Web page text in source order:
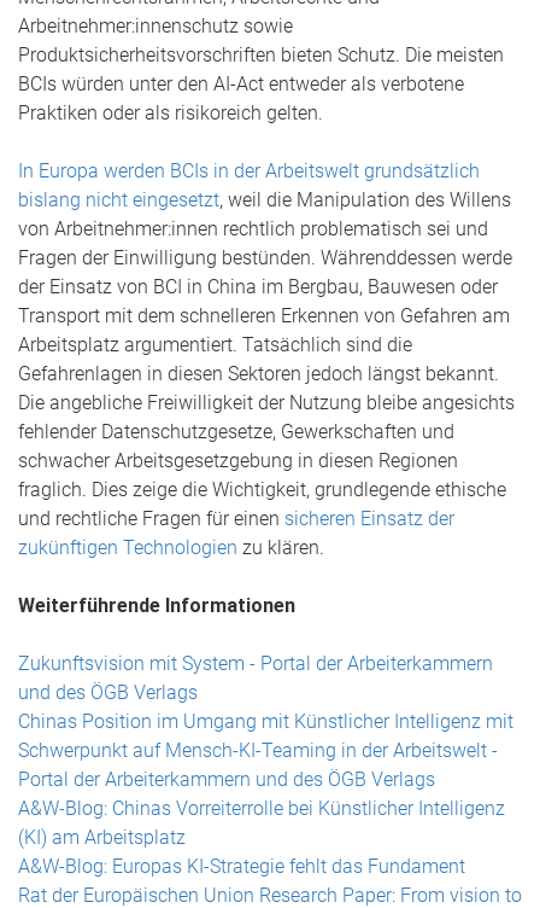
Arbeitnehmer:innenschutz sowie
Produktsicherheitsvorschriften bieten Schutz. Die meisten
BCIs würden unter den AI-Act entweder als verbotene
Praktiken oder als risikoreich gelten.
In Europa werden BCIs in der Arbeitswelt grundsätzlich
bislang nicht eingesetzt, weil die Manipulation des Willens
von Arbeitnehmer:innen rechtlich problematisch sei und
Fragen der Einwilligung bestünden. Währenddessen werde
der Einsatz von BCI in China im Bergbau, Bauwesen oder
Transport mit dem schnelleren Erkennen von Gefahren am
Arbeitsplatz argumentiert. Tatsächlich sind die
Gefahrenlagen in diesen Sektoren jedoch längst bekannt.
Die angebliche Freiwilligkeit der Nutzung bleibe angesichts
fehlender Datenschutzgesetze, Gewerkschaften und
schwacher Arbeitsgesetzgebung in diesen Regionen
fraglich. Dies zeige die Wichtigkeit, grundlegende ethische
und rechtliche Fragen für einen sicheren Einsatz der
zukünftigen Technologien zu klären.
Weiterführende Informationen
Zukunftsvision mit System - Portal der Arbeiterkammern
und des ÖGB Verlags
Chinas Position im Umgang mit Künstlicher Intelligenz mit
Schwerpunkt auf Mensch-KI-Teaming in der Arbeitswelt -
Portal der Arbeiterkammern und des ÖGB Verlags
A&W-Blog: Chinas Vorreiterrolle bei Künstlicher Intelligenz
(KI) am Arbeitsplatz
A&W-Blog: Europas KI-Strategie fehlt das Fundament
Rat der Europäischen Union Research Paper: From vision to